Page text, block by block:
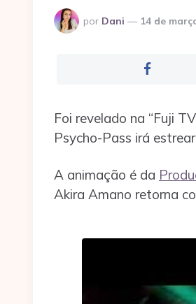
Postado
por
por Dani 14 de
Foi revelado na “Fuji
Psycho-Pass irá
A animação é da
Akira Amano retorna